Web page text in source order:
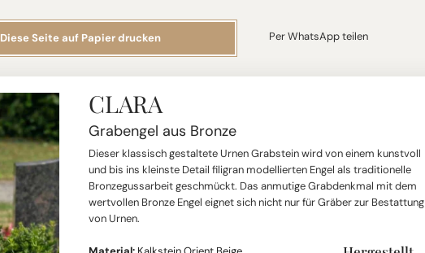
Diese Seite auf Papier drucken Per WhatsApp teilen
CLARA
Grabengel aus Bronze
Dieser klassisch gestaltete Urnen Grabstein wird von einem kunstvoll
und bis ins kleinste Detail filigran modellierten Engel als traditionelle
Bronzegussarbeit geschmückt. Das anmutige Grabdenkmal mit dem
wertvollen Bronze Engel eignet sich nicht nur für Gräber zur Bestattung
von Urnen.